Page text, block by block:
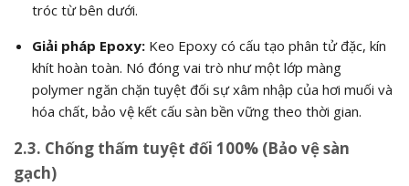
tróc từ bên dưới.
Giải pháp Epoxy:Keo Epoxy có cấu tạo phân tử đặc, kín
khít hoàn toàn. Nó đóng vai trò như một lớp màng
polymer ngăn chặn tuyệt đối sự xâm nhập của hơi muối và
hóa chất, bảo vệ kết cấu sàn bền vững theo thời gian.
2.3. Chống thấm tuyệt đối 100% (Bảo vệ sàn
gạch)